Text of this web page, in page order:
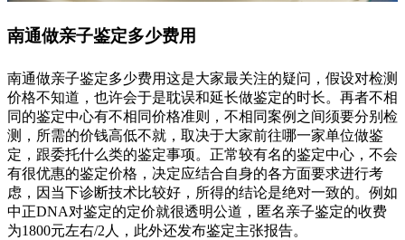
南通做亲子鉴定多少费用
南通做亲子鉴定多少费用这是大家最关注的疑问，假设对检测
价格不知道，也许会于是耽误和延长做鉴定的时长。再者不相
同的鉴定中心有不相同价格准则，不相同案例之间须要分别检
测，所需的价钱高低不就，取决于大家前往哪一家单位做鉴
定，跟委托什么类的鉴定事项。正常较有名的鉴定中心，不会
有很优惠的鉴定价格，决定应结合自身的各方面要求进行考
虑，因当下诊断技术比较好，所得的结论是绝对一致的。例如
中正DNA对鉴定的定价就很透明公道，匿名亲子鉴定的收费
为1800元左右/2人，此外还发布鉴定主张报告。